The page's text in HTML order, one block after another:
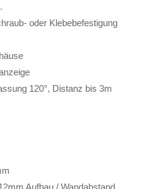
oder Klebebefestigung
120°, Distanz bis 3m
Aufbau / Wandabstand